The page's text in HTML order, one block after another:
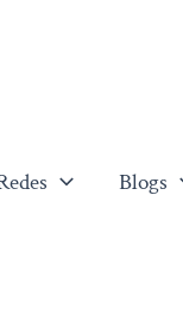
Blogs